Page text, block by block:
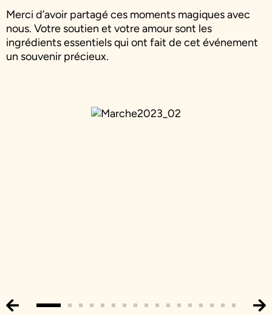
Merci d’avoir partagé ces moments magiques avec
nous. Votre soutien et votre amour sont les
ingrédients essentiels qui ont fait de cet événement
un souvenir précieux.